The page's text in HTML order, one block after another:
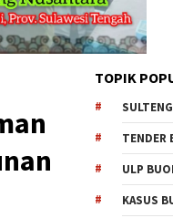
TOPIK
SULTENG
TENDER
ULP
KASUS